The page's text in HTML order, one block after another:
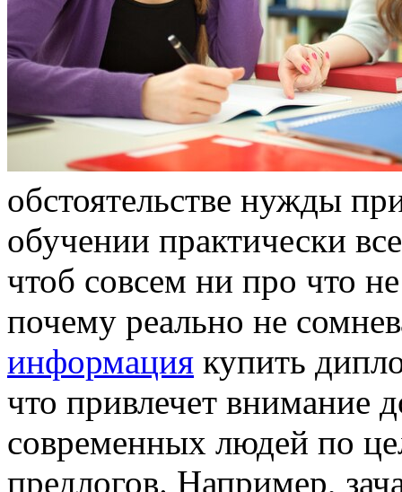
обстоятельстве нужды
обучении практически
чтоб совсем ни про что
почему реально не
информация купить
что привлечет внимание
современных людей по
предлогов. Например,